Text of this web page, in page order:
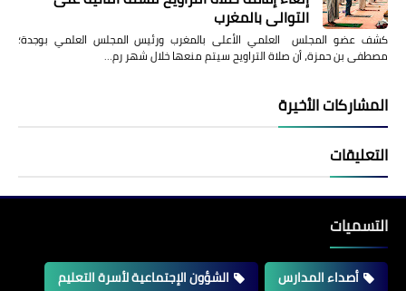
التوالي بالمغرب
كشف عضو المجلس العلمي الأعلى بالمغرب ورئيس المجلس العلمي بوجدة؛
مصطفى بن حمزة، أن صلاة التراويح سيتم منعها خلال شهر رم…
المشاركات الأخيرة
التعليقات
التسميات
أصداء المدارس
الشؤون الإجتماعية لأسرة التعليم